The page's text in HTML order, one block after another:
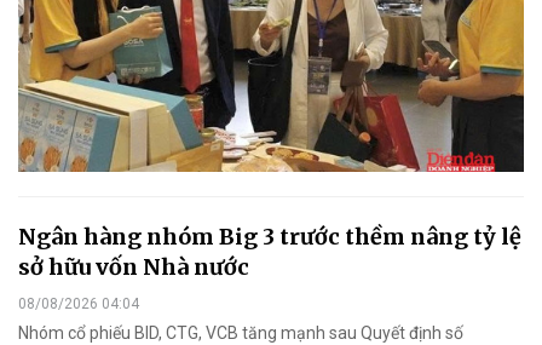
Ngân hàng nhóm Big 3 trước thềm nâng tỷ lệ
sở hữu vốn Nhà nước
08/08/2026 04:04
Nhóm cổ phiếu BID, CTG, VCB tăng mạnh sau Quyết định số